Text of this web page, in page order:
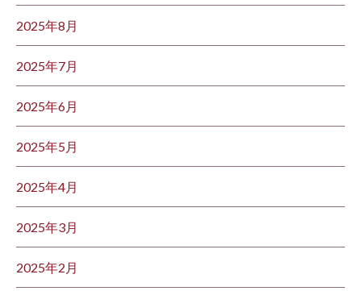
2025年8月
2025年7月
2025年6月
2025年5月
2025年4月
2025年3月
2025年2月